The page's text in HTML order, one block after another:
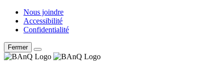
Nous joindre
Accessibilité
Confidentialité
Fermer